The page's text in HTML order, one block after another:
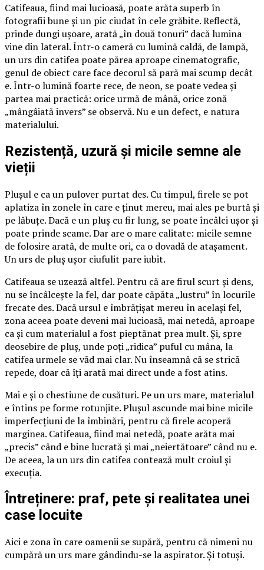
Catifeaua, fiind mai lucioasă, poate arăta superb în
fotografii bune și un pic ciudat în cele grăbite. Reflectă,
prinde dungi ușoare, arată „în două tonuri” dacă lumina
vine din lateral. Într-o cameră cu lumină caldă, de lampă,
un urs din catifea poate părea aproape cinematografic,
genul de obiect care face decorul să pară mai scump decât
e. Într-o lumină foarte rece, de neon, se poate vedea și
partea mai practică: orice urmă de mână, orice zonă
„mângâiată invers” se observă. Nu e un defect, e natura
materialului.
Rezistență, uzură și micile semne ale
vieții
Plușul e ca un pulover purtat des. Cu timpul, firele se pot
aplatiza în zonele în care e ținut mereu, mai ales pe burtă și
pe lăbuțe. Dacă e un pluș cu fir lung, se poate încâlci ușor și
poate prinde scame. Dar are o mare calitate: micile semne
de folosire arată, de multe ori, ca o dovadă de atașament.
Un urs de pluș ușor ciufulit pare iubit.
Catifeaua se uzează altfel. Pentru că are firul scurt și dens,
nu se încâlcește la fel, dar poate căpăta „lustru” în locurile
frecate des. Dacă ursul e îmbrățișat mereu în același fel,
zona aceea poate deveni mai lucioasă, mai netedă, aproape
ca și cum materialul a fost pieptănat prea mult. Și, spre
deosebire de pluș, unde poți „ridica” puful cu mâna, la
catifea urmele se văd mai clar. Nu înseamnă că se strică
repede, doar că îți arată mai direct unde a fost atins.
Mai e și o chestiune de cusături. Pe un urs mare, materialul
e întins pe forme rotunjite. Plușul ascunde mai bine micile
imperfecțiuni de la îmbinări, pentru că firele acoperă
marginea. Catifeaua, fiind mai netedă, poate arăta mai
„precis” când e bine lucrată și mai „neiertătoare” când nu e.
De aceea, la un urs din catifea contează mult croiul și
execuția.
Întreținere: praf, pete și realitatea unei
case locuite
Aici e zona în care oamenii se supără, pentru că nimeni nu
cumpără un urs mare gândindu-se la aspirator. Și totuși.